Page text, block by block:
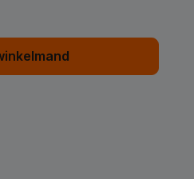
hoeveelheid in